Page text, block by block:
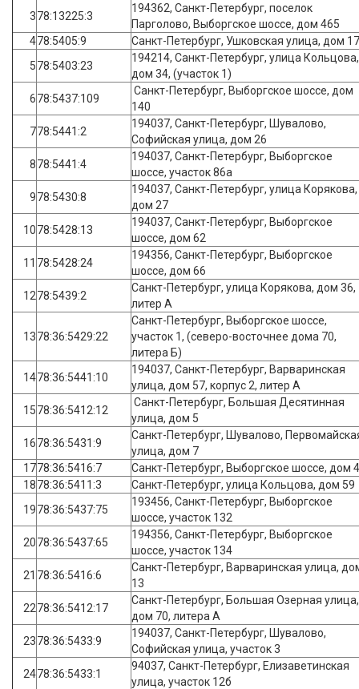
378:13225:3
194362, Санкт-Петербург, поселок
Парголово, Выборгское шоссе, дом 465
478:5405:9
Санкт-Петербург, Ушковская улица, дом 17
578:5403:23
194214, Санкт-Петербург, улица Кольцова,
дом 34, (участок 1)
678:5437:109
Санкт-Петербург, Выборгское шоссе, дом
140
778:5441:2
194037, Санкт-Петербург, Шувалово,
Софийская улица, дом 26
878:5441:4
194037, Санкт-Петербург, Выборгское
шоссе, участок 86а
978:5430:8
194037, Санкт-Петербург, улица Корякова,
дом 27
1078:5428:13
194037, Санкт-Петербург, Выборгское
шоссе, дом 62
11 78:5428:24
194356, Санкт-Петербург, Выборгское
шоссе, дом 66
1278:5439:2
Санкт-Петербург, улица Корякова, дом 36,
литер А
1378:36:5429:22
Санкт-Петербург, Выборгское шоссе,
участок 1, (северо-восточнее дома 70,
литера Б)
1478:36:5441:10
194037, Санкт-Петербург, Варваринская
улица, дом 57, корпус 2, литер А
1578:36:5412:12
Санкт-Петербург, Большая Десятинная
улица, дом 5
1678:36:5431:9
Санкт-Петербург, Шувалово,
улица, дом 7
1778:36:5416:7
Санкт-Петербург, Выборгское шоссе, дом
1878:36:5411:3
Санкт-Петербург, улица Кольцова, дом 59
1978:36:5437:75
193456, Санкт-Петербург, Выборгское
шоссе, участок 132
2078:36:5437:65
194356, Санкт-Петербург, Выборгское
шоссе, участок 134
21 78:36:5416:6
Санкт-Петербург, Варваринская улица,
13
2278:36:5412:17
Санкт-Петербург, Большая Озерная улица,
дом 70, литера А
2378:36:5433:9
194037, Санкт-Петербург, Шувалово,
Софийская улица, участок 3
2478:36:5433:1
94037, Санкт-Петербург, Елизаветинская
улица, участок 12б